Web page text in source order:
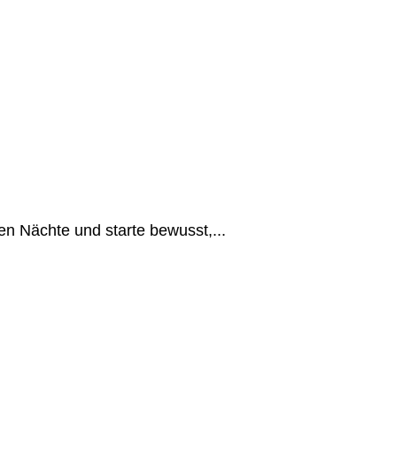
Nächte und starte bewusst,...